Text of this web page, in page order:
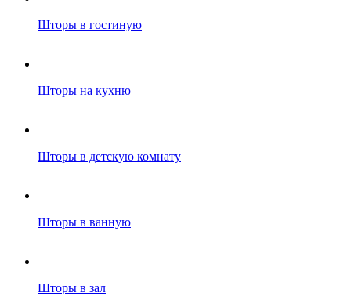
Шторы в гостиную
Шторы на кухню
Шторы в детскую комнату
Шторы в ванную
Шторы в зал